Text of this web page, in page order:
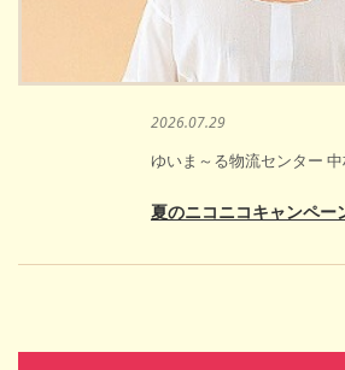
2026.07.29
ゆいま～る物流センター
夏のニコニコキャンペー